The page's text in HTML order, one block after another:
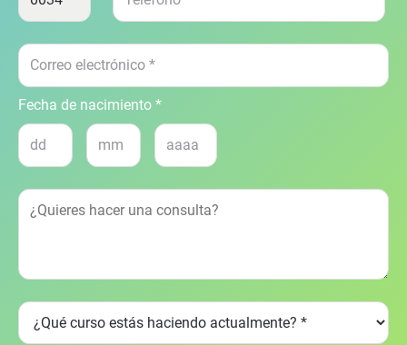
Fecha de nacimiento *